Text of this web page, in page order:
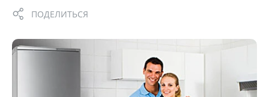
ПОДЕЛИТЬСЯ